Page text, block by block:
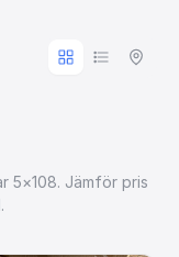
5×108. Jämför pris